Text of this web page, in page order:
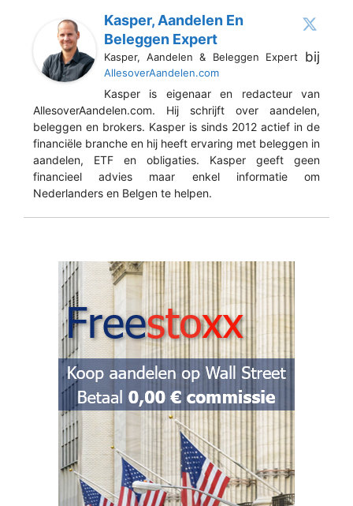
Kasper, Aandelen En
Beleggen Expert
Kasper, Aandelen & Beleggen Expert bij
AllesoverAandelen.com
Kasper is eigenaar en redacteur van
AllesoverAandelen.com. Hij schrijft over aandelen,
beleggen en brokers. Kasper is sinds 2012 actief in de
financiële branche en hij heeft ervaring met beleggen in
aandelen, ETF en obligaties. Kasper geeft geen
financieel advies maar enkel informatie om
Nederlanders en Belgen te helpen.